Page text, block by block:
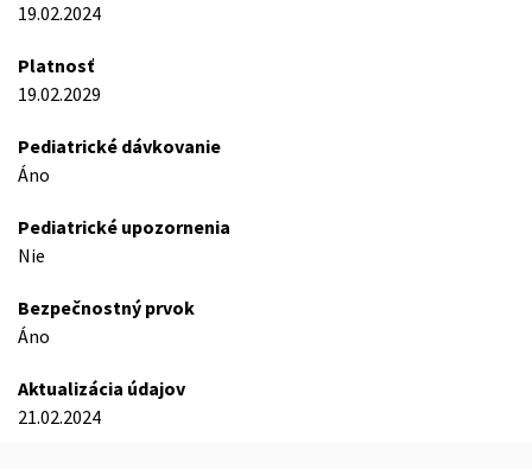
19.02.2024
Platnosť
19.02.2029
Pediatrické dávkovanie
Áno
Pediatrické upozornenia
Nie
Bezpečnostný prvok
Áno
Aktualizácia údajov
21.02.2024